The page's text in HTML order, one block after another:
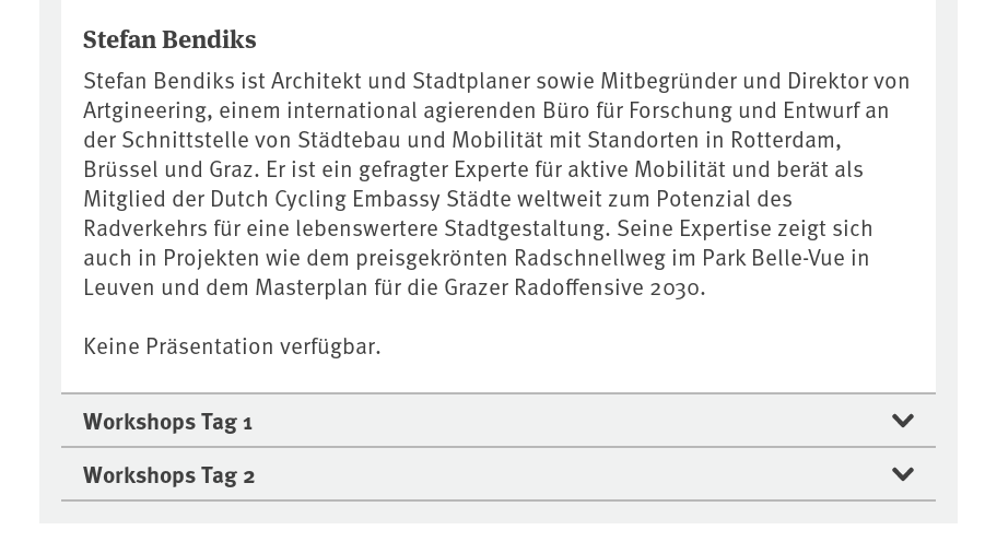
Stefan Bendiks
Stefan Bendiks ist Architekt und Stadtplaner sowie Mitbegründer und Direktor von
Artgineering, einem international agierenden Büro für Forschung und Entwurf an
der Schnittstelle von Städtebau und Mobilität mit Standorten in Rotterdam,
Brüssel und Graz. Er ist ein gefragter Experte für aktive Mobilität und berät als
Mitglied der Dutch Cycling Embassy Städte weltweit zum Potenzial des
Radverkehrs für eine lebenswertere Stadtgestaltung. Seine Expertise zeigt sich
auch in Projekten wie dem preisgekrönten Radschnellweg im Park Belle-Vue in
Leuven und dem Masterplan für die Grazer Radoffensive 2030.
Keine Präsentation verfügbar.
Workshops Tag 1
Workshops Tag 2